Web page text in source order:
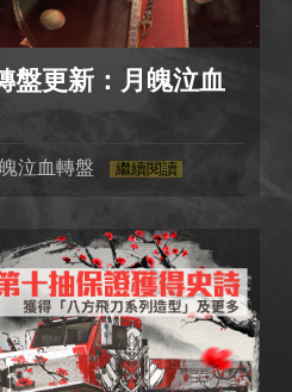
盤更新：月魄泣血
泣血轉盤 繼續閱讀